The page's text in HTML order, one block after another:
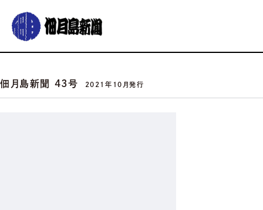
グルメ おでかけ 暮らす
イベント
佃月島新聞 43号 2021年10月発行